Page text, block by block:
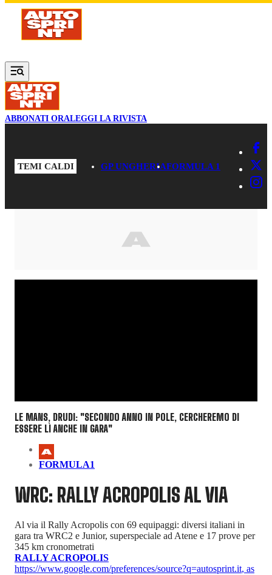
Vai al contenuto principale
ABBONATI ORALEGGI LA RIVISTA
TEMI CALDI GP UNGHERIAFORMULA 1
LE MANS, DRUDI: "SECONDO ANNO IN POLE, CERCHEREMO DI
ESSERE LÌ ANCHE IN GARA"
FORMULA1
WRC: RALLY ACROPOLIS AL VIA
Al via il Rally Acropolis con 69 equipaggi: diversi italiani in
gara tra WRC2 e Junior, superspeciale ad Atene e 17 prove per
345 km cronometrati
RALLY ACROPOLIS
https://www.google.com/preferences/source?q=autosprint.it, as